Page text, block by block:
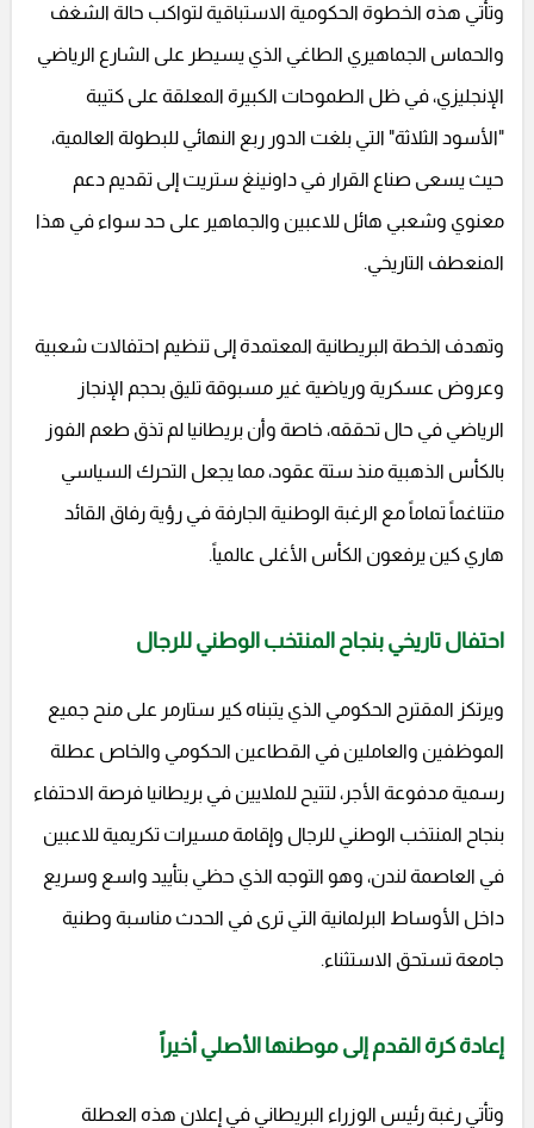
وتأتي هذه الخطوة الحكومية الاستباقية لتواكب حالة الشغف
والحماس الجماهيري الطاغي الذي يسيطر على الشارع الرياضي
الإنجليزي، في ظل الطموحات الكبيرة المعلقة على كتيبة
"الأسود الثلاثة" التي بلغت الدور ربع النهائي للبطولة العالمية،
حيث يسعى صناع القرار في داونينغ ستريت إلى تقديم دعم
معنوي وشعبي هائل للاعبين والجماهير على حد سواء في هذا
المنعطف التاريخي.
وتهدف الخطة البريطانية المعتمدة إلى تنظيم احتفالات شعبية
وعروض عسكرية ورياضية غير مسبوقة تليق بحجم الإنجاز
الرياضي في حال تحققه، خاصة وأن بريطانيا لم تذق طعم الفوز
بالكأس الذهبية منذ ستة عقود، مما يجعل التحرك السياسي
متناغماً تماماً مع الرغبة الوطنية الجارفة في رؤية رفاق القائد
هاري كين يرفعون الكأس الأغلى عالمياً.
احتفال تاريخي بنجاح المنتخب الوطني للرجال
ويرتكز المقترح الحكومي الذي يتبناه كير ستارمر على منح جميع
الموظفين والعاملين في القطاعين الحكومي والخاص عطلة
رسمية مدفوعة الأجر، لتتيح للملايين في بريطانيا فرصة الاحتفاء
بنجاح المنتخب الوطني للرجال وإقامة مسيرات تكريمية للاعبين
في العاصمة لندن، وهو التوجه الذي حظي بتأييد واسع وسريع
داخل الأوساط البرلمانية التي ترى في الحدث مناسبة وطنية
جامعة تستحق الاستثناء.
إعادة كرة القدم إلى موطنها الأصلي أخيراً
وتأتي رغبة رئيس الوزراء البريطاني في إعلان هذه العطلة